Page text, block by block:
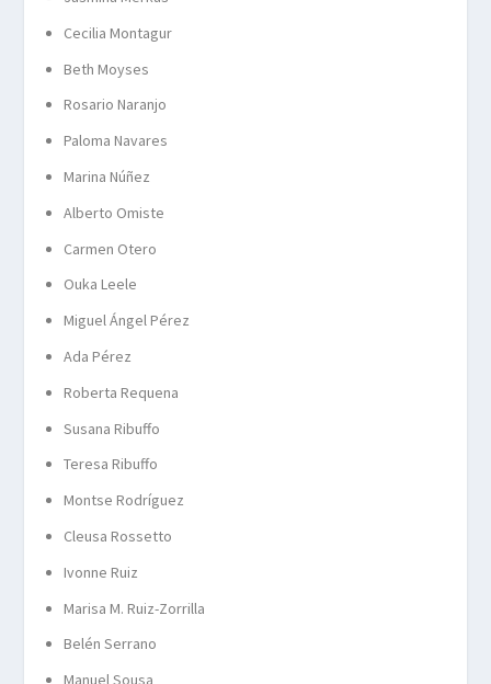
Cecilia Montagur
Beth Moyses
Rosario Naranjo
Paloma Navares
Marina Núñez
Alberto Omiste
Carmen Otero
Ouka Leele
Miguel Ángel Pérez
Ada Pérez
Roberta Requena
Susana Ribuffo
Teresa Ribuffo
Montse Rodríguez
Cleusa Rossetto
Ivonne Ruiz
Marisa M. Ruiz-Zorrilla
Belén Serrano
Manuel Sousa